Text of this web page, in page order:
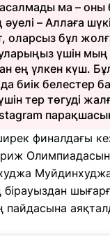
ма – оны
– Аллаға
оларсыз бұл
үшін мың
ең үлкен күш.
биік белестер
тер төгуді
финалдағы
пайдасына